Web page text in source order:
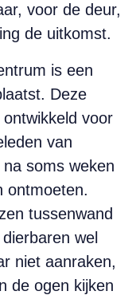
voor de deur,
de uitkomst.
is een
Deze
voor
van
soms weken
ontmoeten.
tussenwand
wel
niet aanraken,
de ogen kijken